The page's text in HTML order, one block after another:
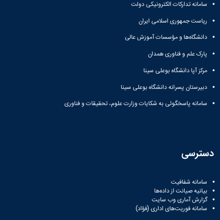
ورزشی
سامانه تدارکات الکترونیکی دولت
ریاست جمهوری اسلامی ایران
دانشگاه‌ها و مؤسسات آموزش عالی
پارک علم و فناوری همدان
مرکز آپا دانشگاه بوعلی سینا
دبیرستان پسرانه دانشگاه بوعلی سینا
سامانه پاسخگوئی به شکایات وزارت علوم، تحقیقات و فناوری
دسترسی
سامانه شفافیت
بیانیه صیانت از داده‌ها
گزارش آماری وب‌ سایت
سامانه فوریت‌های اداری (فؤاد)